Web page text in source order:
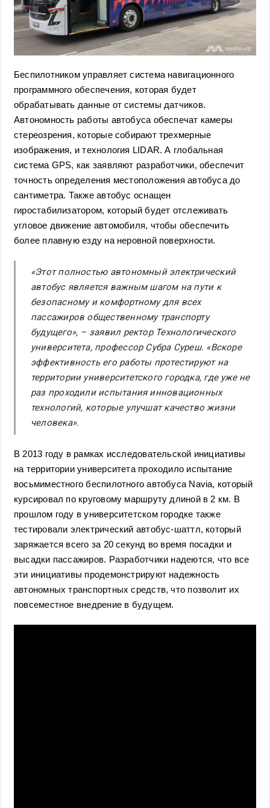
Беспилотником управляет система навигационного
программного обеспечения, которая будет
обрабатывать данные от системы датчиков.
Автономность работы автобуса обеспечат камеры
стереозрения, которые собирают трехмерные
изображения, и технология LIDAR. А глобальная
система GPS, как заявляют разработчики, обеспечит
точность определения местоположения автобуса до
сантиметра. Также автобус оснащен
гиростабилизатором, который будет отслеживать
угловое движение автомобиля, чтобы обеспечить
более плавную езду на неровной поверхности.
«Этот полностью автономный электрический
автобус является важным шагом на пути к
безопасному и комфортному для всех
пассажиров общественному транспорту
будущего», – заявил ректор Технологического
университета, профессор Субра Суреш. «Вскоре
эффективность его работы протестируют на
территории университетского городка, где уже не
раз проходили испытания инновационных
технологий, которые улучшат качество жизни
человека».
В 2013 году в рамках исследовательской инициативы
на территории университета проходило испытание
восьмиместного беспилотного автобуса Navia, который
курсировал по круговому маршруту длиной в 2 км. В
прошлом году в университетском городке также
тестировали электрический автобус-шаттл, который
заряжается всего за 20 секунд во время посадки и
высадки пассажиров. Разработчики надеются, что все
эти инициативы продемонстрируют надежность
автономных транспортных средств, что позволит их
повсеместное внедрение в будущем.